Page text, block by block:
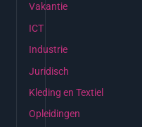
Vakantie
ICT
Industrie
Juridisch
Kleding en Textiel
Opleidingen